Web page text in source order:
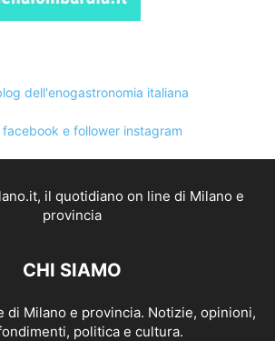
CHI SIAMO
di Milano e provincia. Notizie, opinioni,
politica e cultura.